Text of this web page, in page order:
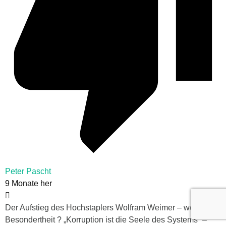
Peter Pascht
9 Monate her
Der Aufstieg des Hochstaplers Wolfram Weimer – wo ist die
Besondertheit ? „Korruption ist die Seele des Systems“ –